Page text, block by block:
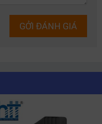
trội. Bạn có thể xử lý
quản lý, chỉnh sửa
chí chạy máy ảo mà
độ cao và ổ cứng SSD
gấp nhiều lần so
doanh nghiệp tiết
GỞI ĐÁNH GIÁ